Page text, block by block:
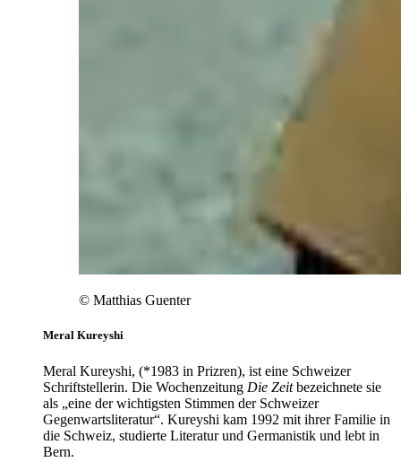
© Matthias Guenter
Meral Kureyshi
Meral Kureyshi, (*1983 in Prizren), ist eine Schweizer
Schriftstellerin. Die Wochenzeitung Die Zeitbezeichnete sie
als „eine der wichtigsten Stimmen der Schweizer
Gegenwartsliteratur“. Kureyshi kam 1992 mit ihrer Familie in
die Schweiz, studierte Literatur und Germanistik und lebt in
Bern.